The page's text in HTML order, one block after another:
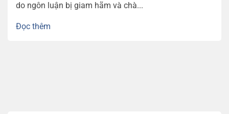
do ngôn luận bị giam hãm và chà...
Đọc thêm